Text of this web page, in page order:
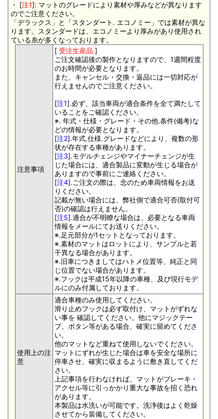
・ [注1]: マットのグレードにより素材や厚みなどが異なります
のでご注意ください。
「デラックス」と「スタンダート. エコノミー」では素材が異な
ります。スタンダードは、エコノミーより厚みがあり使用され
ている糸が多くなっております。
注意事項
[ 受注生産品 ]
ご注文確認後の製作となりますので、1週間程度
のお時間が必要となります。
また、キャンセル・交換・返品には一切対応が
行えませんのでご注意ください。
[注1].必ず、該当車両が適合条件を全て満たして
いることをご確認ください。
※. 年式・仕様・グレード・その他.条件(備考)な
どの情報が必要となります。
[注2].年式.仕様.グレードなどにより、複数の形
状が存在する車種があります。
[注3].モデルチェンジやマイナーチェンジが生
じた場合には、適合製品に変動が生じる場合が
ありますので事前にご連絡ください。
[注4].ご注文の際は、念のため車両情報をお送
りください。
記載が無い場合には、弊社側で適合可否(取付可
否)の確認は行えません。
[注5].適合が不明瞭な場合は、必要となる車両
情報をメールにてお送りください。
※.足元部分が1セットとなっております。
※.素材のマットはロットにより、サンプルと若
干異なる場合があります。
※.旧車につきましてはハトメ位置等、純正と同
じ位置でない場合があります。
※.フックは平成15年以降の車種、及び現行モデ
ルにのみ付属しております。
使用上の注
意
適合車種のみ使用してください。
滑り止めフックは必ず取付け、マットがずれな
い事を 確認してください。他にマジックテー
プ、ボタン等がある場合、確実に留めてくださ
い。
他のマットなど重ねて使用しないでください。
マットにずれが生じた場合は車を安全な場所に
停車させ、確実に収まるように敷き直してくだ
さい。
上記事項を行わなければ、マットがブレーキ・
アクセル等に引っかかり重大な事故を招く恐れ
があります。
本製品は水洗いが可能です。洗浄後はよく乾燥
させてから装備してください。